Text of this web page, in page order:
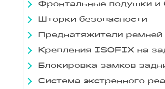
Фронтальные подушки и
Шторки безопасности
Преднатяжители ремней
Крепления ISOFIX на
Блокировка замков
Система экстренного